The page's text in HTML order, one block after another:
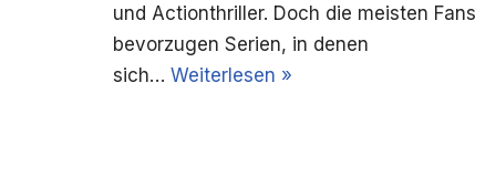
und Actionthriller. Doch die meisten Fans
bevorzugen Serien, in denen
sich… Weiterlesen »